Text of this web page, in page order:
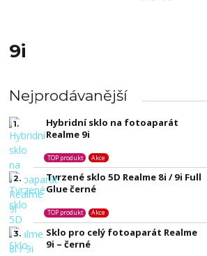
9i
Nejprodávanější
1.
Hybridní sklo na fotoaparát
Realme 9i
TOP produkt Akce
2.
Tvrzené sklo 5D Realme 8i / 9i Full
Glue černé
TOP produkt Akce
3.
Sklo pro celý fotoaparát Realme
9i – černé